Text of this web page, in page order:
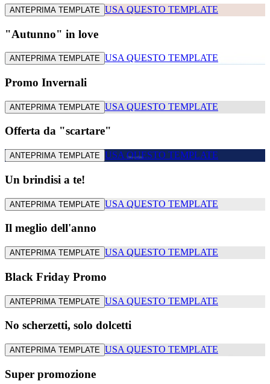
ANTEPRIMA TEMPLATE USA QUESTO TEMPLATE
"Autunno" in love
ANTEPRIMA TEMPLATE USA QUESTO TEMPLATE
Promo Invernali
ANTEPRIMA TEMPLATE USA QUESTO TEMPLATE
Offerta da "scartare"
ANTEPRIMA TEMPLATE USA QUESTO TEMPLATE
Un brindisi a te!
ANTEPRIMA TEMPLATE USA QUESTO TEMPLATE
Il meglio dell'anno
ANTEPRIMA TEMPLATE USA QUESTO TEMPLATE
Black Friday Promo
ANTEPRIMA TEMPLATE USA QUESTO TEMPLATE
No scherzetti, solo dolcetti
ANTEPRIMA TEMPLATE USA QUESTO TEMPLATE
Super promozione